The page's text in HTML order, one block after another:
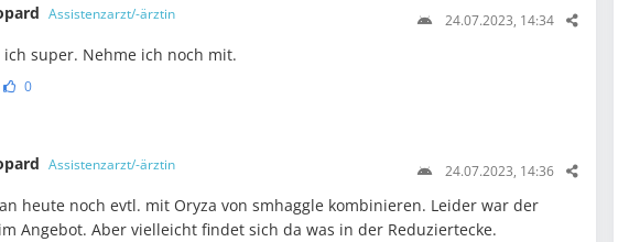
Assistenzarzt/-ärztin 24.07.2023, 14:34
ich super. Nehme ich noch mit.
0
Assistenzarzt/-ärztin 24.07.2023, 14:36
heute noch evtl. mit Oryza von smhaggle kombinieren. Leider war der
Angebot. Aber vielleicht findet sich da was in der Reduziertecke.